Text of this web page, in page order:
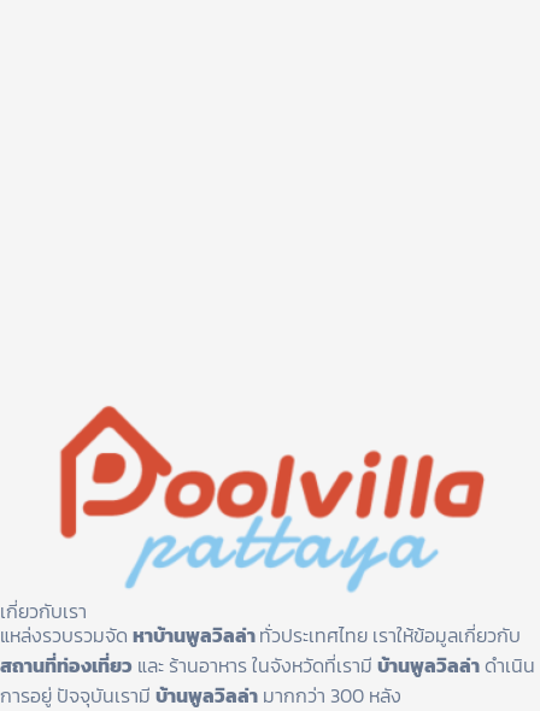
เกี่ยวกับเรา
แหล่งรวบรวมจัด หาบ้านพูลวิลล่าทั่วประเทศไทย เราให้ข้อมูลเกี่ยวกับ
สถานที่ท่องเที่ยว และ ร้านอาหาร ในจังหวัดที่เรามี บ้านพูลวิลล่าดำเนิน
การอยู่ ปัจจุบันเรามี บ้านพูลวิลล่า มากกว่า 300 หลัง